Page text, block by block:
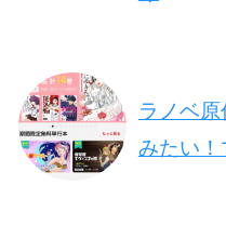
ラノベ
みたい！